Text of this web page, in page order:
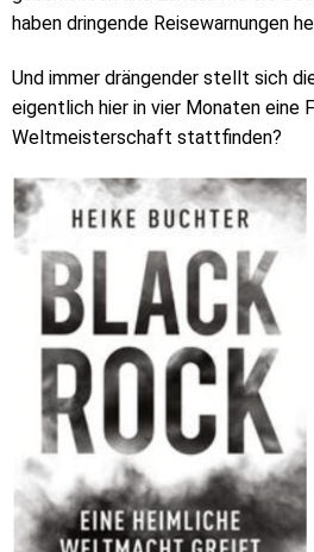
haben dringende Reisewarnungen
Und immer drängender stellt sich
eigentlich hier in vier Monaten eine
Weltmeisterschaft stattfinden?